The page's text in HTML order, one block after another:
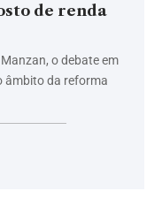
de renda
o debate em
âmbito da reforma